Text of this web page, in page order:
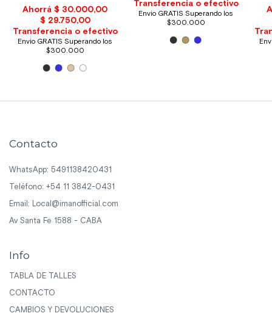
Contacto
WhatsApp: 5491138420431
Teléfono: +54 11 3842-0431
Email: Local@imanofficial.com
Av Santa Fe 1588 - CABA
Info
TABLA DE TALLES
CONTACTO
CAMBIOS Y DEVOLUCIONES